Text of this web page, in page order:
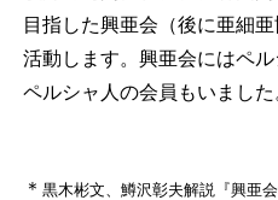
目指した興亜会（後に亜細
活動します。興亜会にはペ
ペルシャ人の会員もいました
＊ 黒木彬文、鱒沢彰夫解説『興